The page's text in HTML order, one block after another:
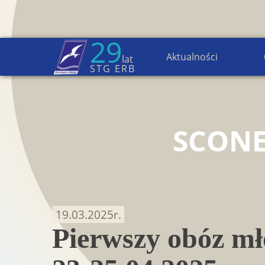
29lat
STG ERB
Aktualności
Strona główna→Aktualności
Pierwszy obóz
19.03.2025r.